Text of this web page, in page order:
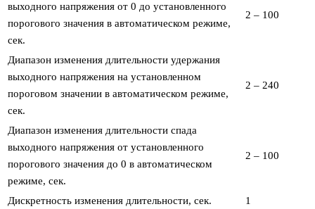
выходного напряжения от 0 до установленного
порогового значения в автоматическом режиме,
сек.
2 – 100
Диапазон изменения длительности удержания
выходного напряжения на установленном
пороговом значении в автоматическом режиме,
сек.
2 – 240
Диапазон изменения длительности спада
выходного напряжения от установленного
порогового значения до 0 в автоматическом
режиме, сек.
2 – 100
Дискретность изменения длительности, сек. 1